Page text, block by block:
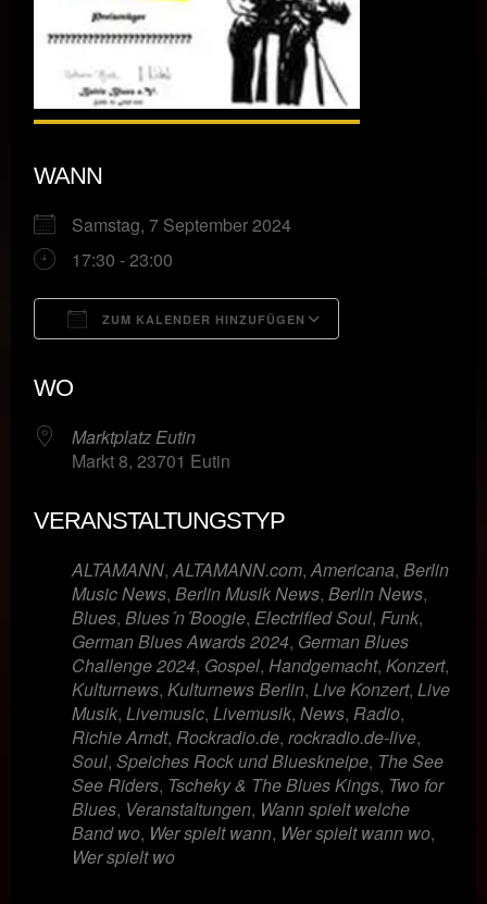
WANN
Samstag, 7 September 2024
17:30 - 23:00
ZUM KALENDER HINZUFÜGEN
WO
Marktplatz Eutin
Markt 8, 23701 Eutin
VERANSTALTUNGSTYP
ALTAMANN,ALTAMANN.com,Americana, Berlin
Music News, Berlin Musik News, Berlin News,
Blues, Blues´n´Boogie, Electrified Soul, Funk,
German Blues Awards 2024, German Blues
Challenge 2024, Gospel, Handgemacht, Konzert,
Kulturnews, Kulturnews Berlin, Live Konzert, Live
Musik, Livemusic, Livemusik, News, Radio,
Richie Arndt, Rockradio.de, rockradio.de-live,
Soul, Speiches Rock und Blueskneipe, The See
See Riders, Tscheky & The Blues Kings, Two for
Blues, Veranstaltungen, Wann spielt welche
Band wo, Wer spielt wann, Wer spielt wann wo,
Wer spielt wo